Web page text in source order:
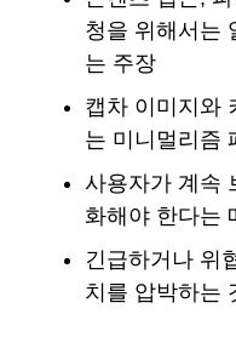
청을 위해서는
는 주장
캡차 이미지와
는 미니멀리즘
사용자가 계속
화해야 한다는
긴급하거나 위
치를 압박하는